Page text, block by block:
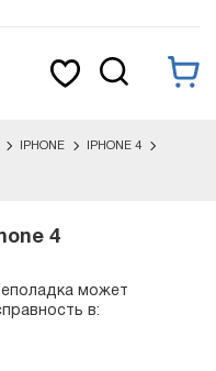
IPHONE IPHONE 4
4
может
в: